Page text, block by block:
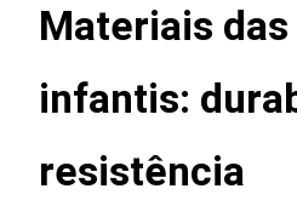
Materiais
infantis:
resistência